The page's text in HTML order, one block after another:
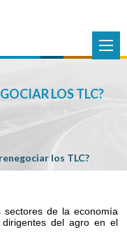
LOS TLC?
los TLC?
de la economía
del agro en el